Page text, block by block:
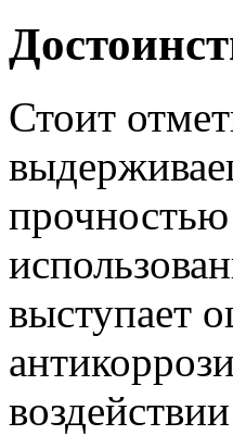
Стоит
прочностью
выступает